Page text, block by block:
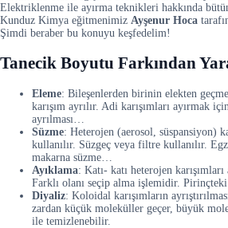
Elektriklenme ile ayırma teknikleri hakkında
Kunduz Kimya eğitmenimiz Ayşenur Hoca
Şimdi beraber bu konuyu keşfedelim!
Tanecik Boyutu Farkından
Eleme: Bileşenlerden birinin elekten
karışım ayrılır. Adi karışımları ayırmak
ayrılması…
Süzme: Heterojen (aerosol, süspansiyon)
kullanılır. Süzgeç veya filtre kullanılır.
makarna süzme…
Ayıklama: Katı- katı heterojen
Farklı olanı seçip alma işlemidir. Pirinçteki
Diyaliz: Koloidal karışımların
zardan küçük moleküller geçer, büyük
ile temizlenebilir.